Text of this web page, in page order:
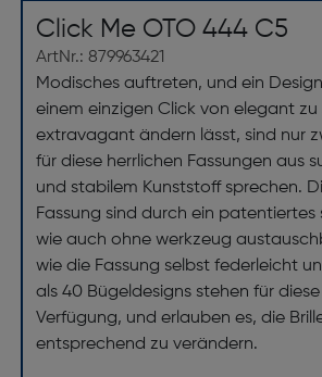
Click Me OTO 444 C5
ArtNr.: 879963421
Modisches auftreten, und ein
einem einzigen Click von elegant
extravagant ändern lässt, sind nur
für diese herrlichen Fassungen aus
und stabilem Kunststoff sprechen.
Fassung sind durch ein patentiertes
wie auch ohne werkzeug
wie die Fassung selbst federleicht
als 40 Bügeldesigns stehen für
Verfügung, und erlauben es, die
entsprechend zu verändern.